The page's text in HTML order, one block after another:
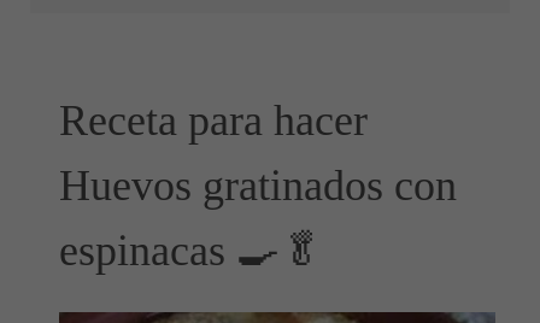
Receta para hacer
Huevos gratinados con
espinacas 🍳🥬